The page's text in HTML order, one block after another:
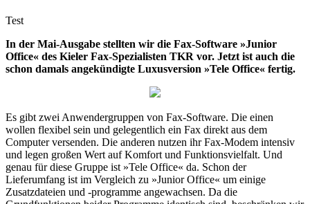
Test
In der Mai-Ausgabe stellten wir die Fax-Software »Junior
Office« des Kieler Fax-Spezialisten TKR vor. Jetzt ist auch die
schon damals angekündigte Luxusversion »Tele Office« fertig.
Es gibt zwei Anwendergruppen von Fax-Software. Die einen
wollen flexibel sein und gelegentlich ein Fax direkt aus dem
Computer versenden. Die anderen nutzen ihr Fax-Modem intensiv
und legen großen Wert auf Komfort und Funktionsvielfalt. Und
genau für diese Gruppe ist »Tele Office« da. Schon der
Lieferumfang ist im Vergleich zu »Junior Office« um einige
Zusatzdateien und -programme angewachsen. Da die